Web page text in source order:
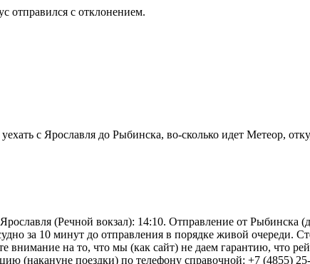
отправился с отклонением.
с Ярославля до Рыбинска, во-сколько идет Метеор,
(Речной вокзал): 14:10. Отправление от Рыбинска
за 10 минут до отправления в порядке живой очереди.
внимание на то, что мы (как сайт) не даем гарантию, что
(накануне поездки) по телефону справочной: +7 (4855)